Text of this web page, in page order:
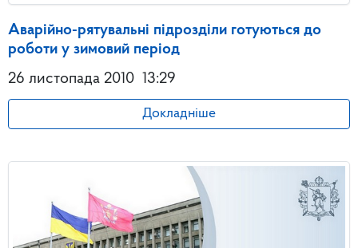
Аварійно-рятувальні підрозділи готуються до
роботи у зимовий період
26 листопада 2010 13:29
Докладніше